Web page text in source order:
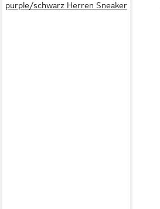
purple/schwarz Herren Sneaker